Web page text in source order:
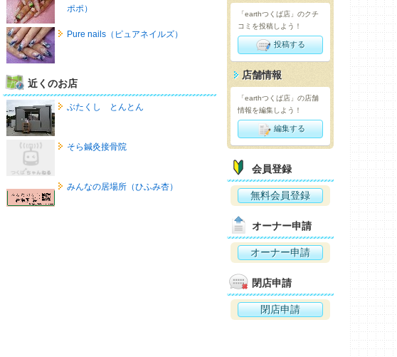
ポポ）
Pure nails（ピュアネイルズ）
近くのお店
ぶたくし とんとん
そら鍼灸接骨院
みんなの居場所（ひふみ杏）
「earthつくば店」のクチ
コミを投稿しよう！
投稿する
店舗情報
「earthつくば店」の店舗
情報を編集しよう！
編集する
会員登録
無料会員登録
オーナー申請
オーナー申請
閉店申請
閉店申請